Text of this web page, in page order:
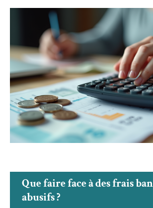
Que faire face à des frais
abusifs ?